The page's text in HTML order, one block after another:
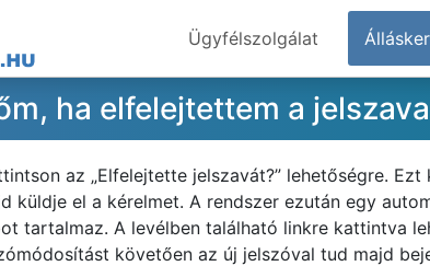
Ügyfélszolgálat
ha elfelejtettem a
az „Elfelejtette jelszavát?” lehetőségre.
küldje el a kérelmet. A rendszer ezután egy
tartalmaz. A levélben található linkre kattintva
követően az új jelszóval tud majd